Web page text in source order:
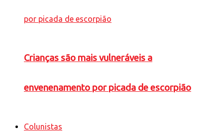
Crianças são mais vulneráveis a
envenenamento por picada de escorpião
Colunistas